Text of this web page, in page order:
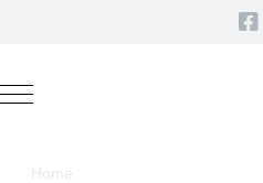
Mobile Menu Toggle
Home